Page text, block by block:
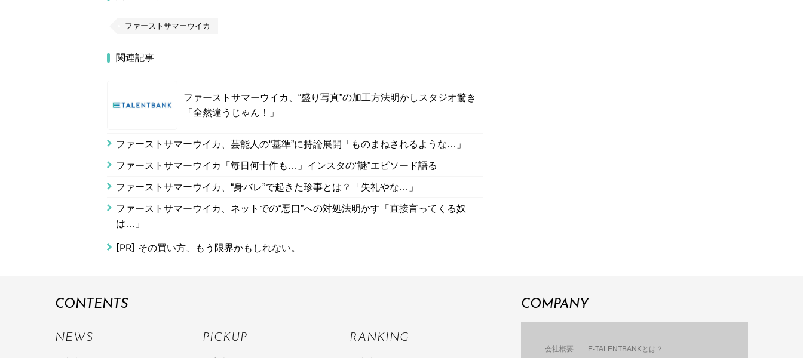
ファーストサマーウイカ
関連記事
ファーストサマーウイカ、“盛り写真”の加工方法明かしスタジオ驚き
「全然違うじゃん！」
ファーストサマーウイカ、芸能人の“基準”に持論展開「ものまねされるような…」
ファーストサマーウイカ「毎日何十件も…」インスタの“謎”エピソード語る
ファーストサマーウイカ、“身バレ”で起きた珍事とは？「失礼やな…」
ファーストサマーウイカ、ネットでの“悪口”への対処法明かす「直接言ってくる奴
は…」
[PR] その買い方、もう限界かもしれない。
CONTENTS
NEWS PICKUP RANKING
COMPANY
会社概要 E-TALENTBANKとは？